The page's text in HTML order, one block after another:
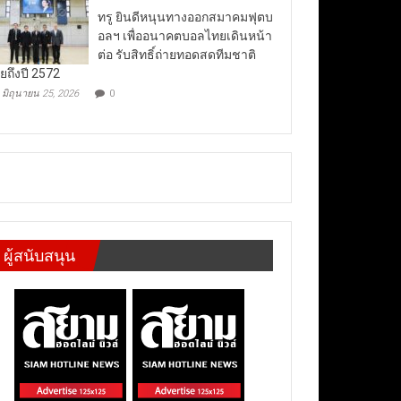
ทรู ยินดีหนุนทางออกสมาคมฟุตบ
อลฯ เพื่ออนาคตบอลไทยเดินหน้า
ต่อ รับสิทธิ์ถ่ายทอดสดทีมชาติ
ถึงปี 2572
มิถุนายน 25, 2026 0
ผู้สนับสนุน